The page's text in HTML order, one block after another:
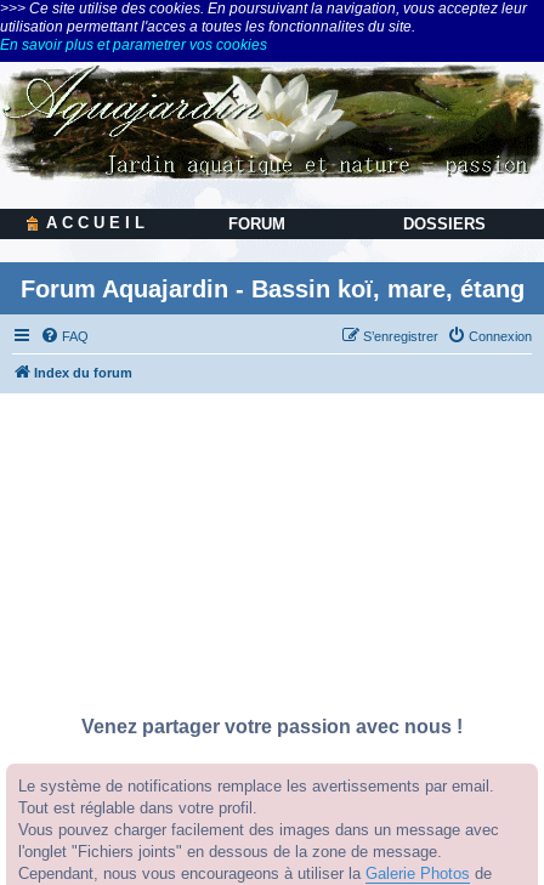
>>> Ce site utilise des cookies. En poursuivant la navigation, vous acceptez leur
utilisation permettant l'acces a toutes les fonctionnalites du site.
En savoir plus et parametrer vos cookies
A C C U E I L FORUM DOSSIERS
Forum Aquajardin - Bassin koï, mare, étang
FAQ Connexion
S’enregistrer
Index du forum
Venez partager votre passion avec nous !
Le système de notifications remplace les avertissements par email.
Tout est réglable dans votre profil.
Vous pouvez charger facilement des images dans un message avec
l'onglet "Fichiers joints" en dessous de la zone de message.
Cependant, nous vous encourageons à utiliser la Galerie Photos de